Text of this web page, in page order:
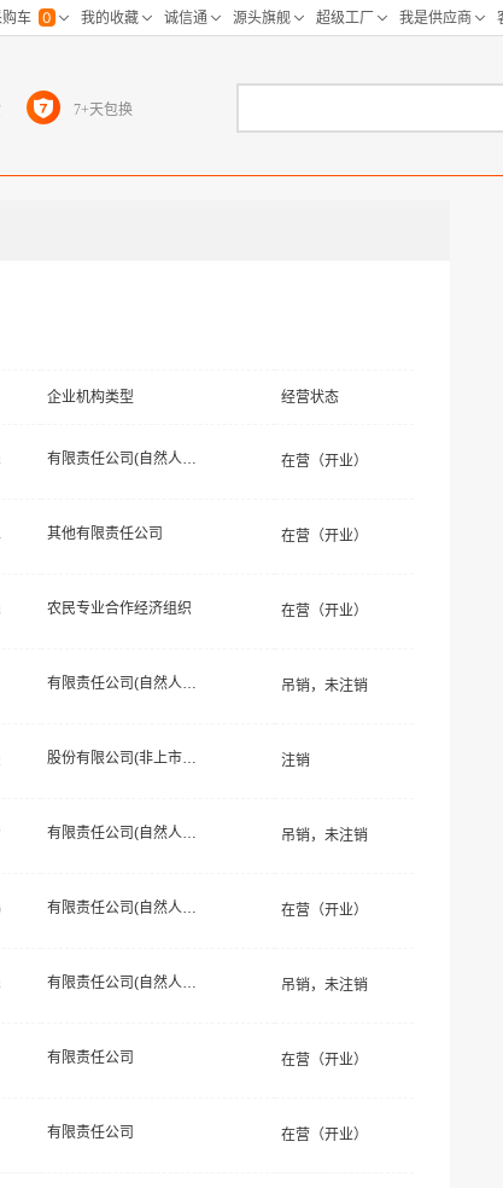
7+天包换
企业机构类型 经营状态
有限责任公司(自然人投资或控股) 在营（开业）
其他有限责任公司 在营（开业）
农民专业合作经济组织 在营（开业）
有限责任公司(自然人投资或控股) 吊销，未注销
股份有限公司(非上市、自然人投资或控股) 注销
有限责任公司(自然人独资) 吊销，未注销
有限责任公司(自然人独资) 在营（开业）
有限责任公司(自然人独资) 吊销，未注销
有限责任公司 在营（开业）
有限责任公司 在营（开业）